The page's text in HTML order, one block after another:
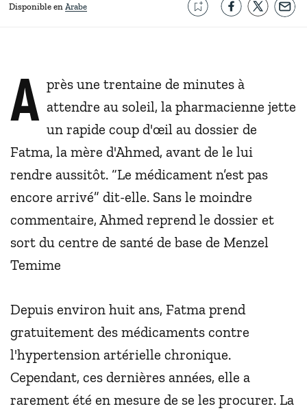
Disponible en Arabe
A près une trentaine de minutes à
attendre au soleil, la pharmacienne jette
un rapide coup d'œil au dossier de
Fatma, la mère d'Ahmed, avant de le lui
rendre aussitôt. “Le médicament n’est pas
encore arrivé” dit-elle. Sans le moindre
commentaire, Ahmed reprend le dossier et
sort du centre de santé de base de Menzel
Temime
Depuis environ huit ans, Fatma prend
gratuitement des médicaments contre
l'hypertension artérielle chronique.
Cependant, ces dernières années, elle a
rarement été en mesure de se les procurer. La